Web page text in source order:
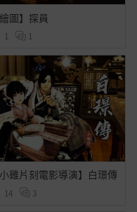
繪圖】探員
1 1
小雞片刻電影導演】白璟傳
14 3